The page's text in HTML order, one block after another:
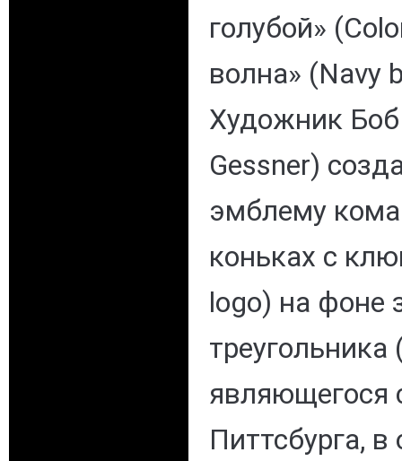
голубой»
волна» (Navy
Художник Боб
Gessner)
эмблему
коньках с
logo) на фоне
треугольника
являющегося
Питтсбурга,